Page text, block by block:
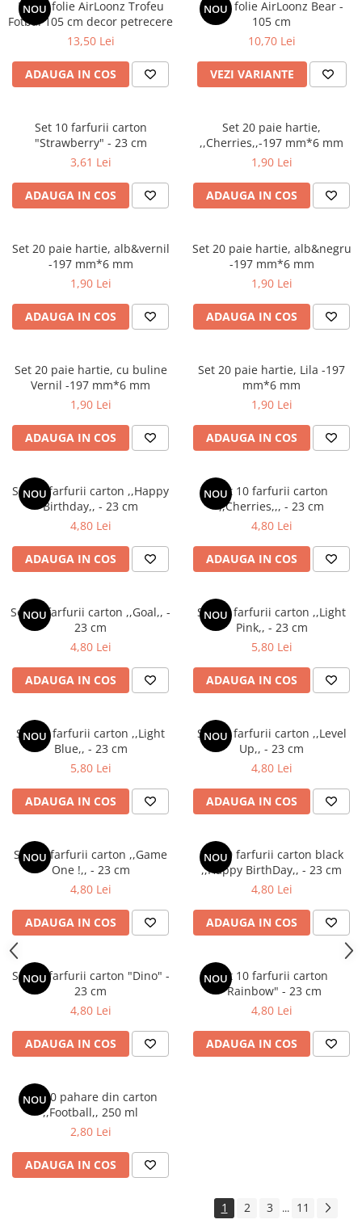
Vaze din sticla
Vase din ceramica
Mobilier urban
Cala
Tropicale
Buchete artificiale
Crizantema
Floarea soarelui
Lavanda
Trandafir
Mix de flori
Eucalipt
Flori de camp
Cala
Iasomie
Narcise
Wisteria
Cap minirosa
Cap orhidee phalaenopsis
Crengi decorative
Ghirlande
Flori artificiale la ghiveci
Verdeata decorativa
Kit-uri Baloane
Rafii, clipsuri,pompe
Accesorii petrecere
Cake toppers
Bannere
Lumanari aniversare
Lumanari si accesorii tort
Pompoane
Paturica Decor
Cake topper
Tun Confetti
Petrecere fetite
Petrecere Baieti
Petrecere Adulti
NOU
Balon folie AirLoonz Trofeu
Fotbal 105 cm decor petrecere
13,50 Lei
ADAUGA IN COS
NOU
Balon folie AirLoonz Bear -
105 cm
10,70 Lei
VEZI VARIANTE
Set 10 farfurii carton
"Strawberry" - 23 cm
3,61 Lei
ADAUGA IN COS
Set 20 paie hartie,
,,Cherries,,-197 mm*6 mm
1,90 Lei
ADAUGA IN COS
Set 20 paie hartie, alb&vernil
-197 mm*6 mm
1,90 Lei
ADAUGA IN COS
Set 20 paie hartie, alb&negru
-197 mm*6 mm
1,90 Lei
ADAUGA IN COS
Set 20 paie hartie, cu buline
Vernil -197 mm*6 mm
1,90 Lei
ADAUGA IN COS
Set 20 paie hartie, Lila -197
mm*6 mm
1,90 Lei
ADAUGA IN COS
NOU
Set 10 farfurii carton ,,Happy
Birthday,, - 23 cm
4,80 Lei
ADAUGA IN COS
NOUSet 10 farfurii carton
,,Cherries,,, - 23 cm
4,80 Lei
ADAUGA IN COS
NOU
Set 10 farfurii carton ,,Goal,, -
23 cm
4,80 Lei
ADAUGA IN COS
NOU
Set 10 farfurii carton ,,Light
Pink,, - 23 cm
5,80 Lei
ADAUGA IN COS
NOU
Set 10 farfurii carton ,,Light
Blue,, - 23 cm
5,80 Lei
ADAUGA IN COS
NOU
Set 10 farfurii carton ,,Level
Up,, - 23 cm
4,80 Lei
ADAUGA IN COS
NOU
Set 10 farfurii carton ,,Game
One !,, - 23 cm
4,80 Lei
ADAUGA IN COS
NOU
Set 10 farfurii carton black
,,Happy BirthDay,, - 23 cm
4,80 Lei
ADAUGA IN COS
NOU
Set 10 farfurii carton "Dino" -
23 cm
4,80 Lei
ADAUGA IN COS
NOUSet 10 farfurii carton
"Rainbow" - 23 cm
4,80 Lei
ADAUGA IN COS
NOU
Set 10 pahare din carton
,,Football,, 250 ml
2,80 Lei
ADAUGA IN COS
1 2 3 ... 11